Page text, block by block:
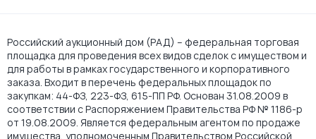
Российский аукционный дом (РАД) – федеральная торговая
площадка для проведения всех видов сделок с имуществом и
для работы в рамках государственного и корпоративного
заказа. Входит в перечень федеральных площадок по
закупкам: 44-ФЗ, 223-ФЗ, 615-ПП РФ. Основан 31.08.2009 в
соответствии с Распоряжением Правительства РФ № 1186-р
от 19.08.2009. Является федеральным агентом по продаже
имущества, уполномоченным Правительством Российской